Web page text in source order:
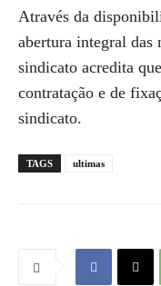
Através da
abertura integral das
sindicato acredita
contratação e de
sindicato.
TAGS ultimas